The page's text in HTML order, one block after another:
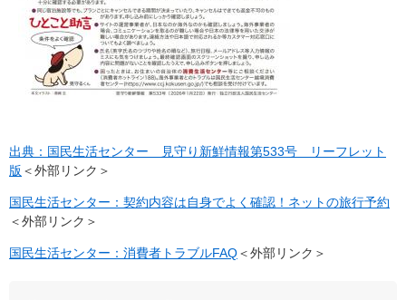
出典：国民生活センター 見守り新鮮情報第533号 リーフレット
版 ＜外部リンク＞
国民生活センター：契約内容は自身でよく確認！ネットの旅行予約
＜外部リンク＞
国民生活センター：消費者トラブルFAQ＜外部リンク＞